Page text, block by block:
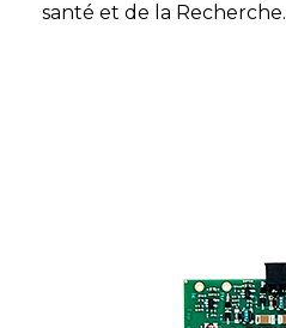
santé et de la Recherche.